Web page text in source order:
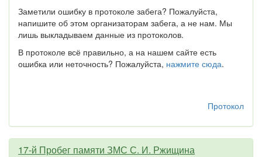
Заметили ошибку в протоколе забега? Пожалуйста,
напишите об этом организаторам забега, а не нам. Мы
лишь выкладываем данные из протоколов.
В протоколе всё правильно, а на нашем сайте есть
ошибка или неточность? Пожалуйста, нажмите сюда.
Протокол
17-й Пробег памяти ЗМС С. И. Ржищина